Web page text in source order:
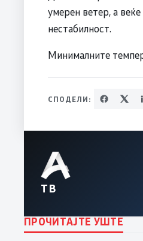
умерен ветер, а
нестабилност.
Минималните
СПОДЕЛИ:
ТВ
ПРОЧИТАЈТЕ УШТЕ